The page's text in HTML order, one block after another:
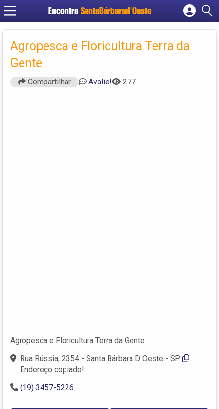
Encontra SantaBárbarad'Oeste
Cadastrar empresa
Criar conta
Agropesca e Floricultura Terra da
Gente
Compartilhar Avalie! 277
Agropesca e Floricultura Terra da Gente
Rua Rússia, 2354 - Santa Bárbara D Oeste - SP
Endereço copiado!
(19) 3457-5226